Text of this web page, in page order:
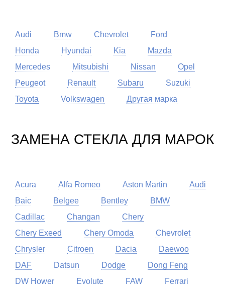
Audi Bmw Chevrolet
Ford
Honda
Hyundai Kia
Mazda
Mercedes
Mitsubishi Nissan
Opel
Peugeot
Renault Subaru
Suzuki
Toyota
Volkswagen Другая марка
ЗАМЕНА СТЕКЛА ДЛЯ МАРОК
Acura Alfa Romeo Aston Martin
Audi
Baic
Belgee Bentley
BMW
Cadillac
Changan
Chery
Chery Exeed
Chery Omoda
Chevrolet
Chrysler
Citroen Dacia
Daewoo
DAF
Datsun Dodge
Dong Feng
DW Hower
Evolute FAW Ferrari